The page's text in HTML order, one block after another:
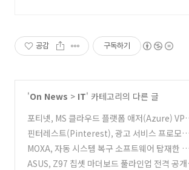
공감 구독하기
'On News > IT' 카테고리의 다른 글
포티넷, MS 클라우드 플랫폼 애저(Azure) VPN
액세스 지원 (0)
핀터레스트(Pinterest), 광고 서비스 프로모션
핀(Promoted Pins) 출시 (0)
MOXA, 자동 시스템 복구 소프트웨어 탑재한 신
제품 19인치 랙 장착 컴퓨터 출시
(0)
ASUS, Z97 칩셋 마더보드 풀라인업 전격 공개